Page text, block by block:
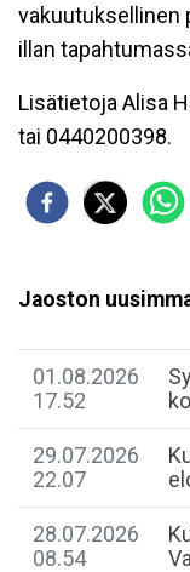
vakuutuksellinen
illan
Lisätietoja Alisa
tai 0440200398.
Jaoston
01.08.2026
17.52
29.07.2026
22.07
28.07.2026
08.54